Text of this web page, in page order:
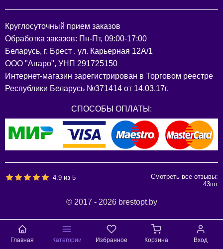
Круглосуточный прием заказов
Обработка заказов: Пн-Пт, 09:00-17:00
Беларусь, г. Брест . ул. Карьерная 12А/1
ООО "Аваро", УНП 291725150
Интернет-магазин зарегистрирован в Торговом реестре
Республики Беларусь №371414 от 14.03.17г.
СПОСОБЫ ОПЛАТЫ:
4.9 из5
Смотреть все отзывы:
43шт
© 2017 - 2026 brestopt.by
Главная Категории Избранное Корзина Вход